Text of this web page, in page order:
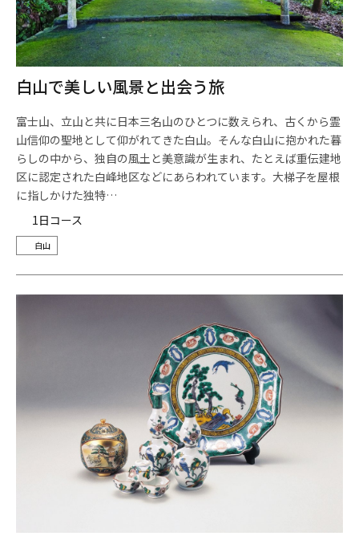
白山で美しい風景と出会う旅
富士山、立山と共に日本三名山のひとつに数えられ、古くから霊
山信仰の聖地として仰がれてきた白山。そんな白山に抱かれた暮
らしの中から、独自の風土と美意識が生まれ、たとえば重伝建地
区に認定された白峰地区などにあらわれています。大梯子を屋根
に指しかけた独特…
1日コース
白山